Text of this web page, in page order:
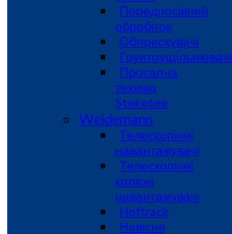
Передпосівний
обробіток
Обприскувачі
Грунтоущільнювачі
Просапна
техніка
Steketee
Weidemann
Телескопічні
навантажувачі
Телескопічні
колісні
навантажувачі
Hoftrack
Навісне